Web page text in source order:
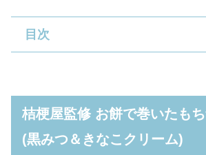
目次
みつ＆きなこクリーム)
桔梗屋監修 もちもちとしたコ
きなこ)
桔梗屋監修 お餅で巻いたも
(黒みつ＆きなこクリーム)